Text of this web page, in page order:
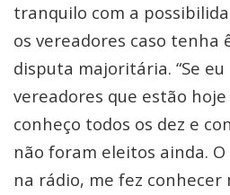
tranquilo com a
os vereadores caso tenha
disputa majoritária. “Se
vereadores que estão
conheço todos os dez e
não foram eleitos ainda.
na rádio, me fez conhecer